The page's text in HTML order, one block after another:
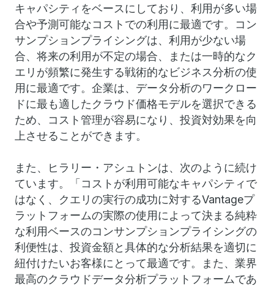
キャパシティをベースにしており、利用が多い場
合や予測可能なコストでの利用に最適です。コン
サンプションプライシングは、利用が少ない場
合、将来の利用が不定の場合、または一時的なク
エリが頻繁に発生する戦術的なビジネス分析の使
用に最適です。企業は、データ分析のワークロー
ドに最も適したクラウド価格モデルを選択できる
ため、コスト管理が容易になり、投資対効果を向
上させることができます。
また、ヒラリー・アシュトンは、次のように続け
ています。「コストが利用可能なキャパシティで
はなく、クエリの実行の成功に対するVantageプ
ラットフォームの実際の使用によって決まる純粋
な利用ベースのコンサンプションプライシングの
利便性は、投資金額と具体的な分析結果を適切に
紐付けたいお客様にとって最適です。また、業界
最高のクラウドデータ分析プラットフォームであ